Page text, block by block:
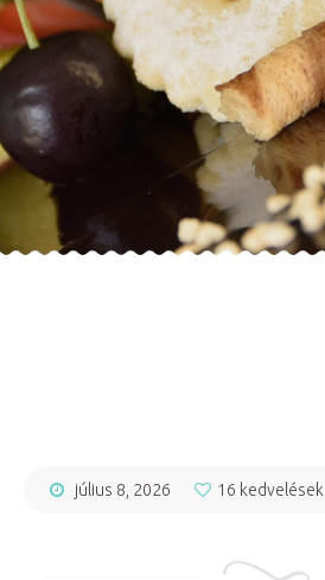
Home /
július 8, 2026 16 kedvelések